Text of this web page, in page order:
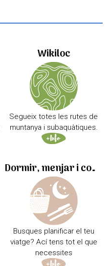
Wikiloc
Segueix totes les rutes de
muntanya i subaquàtiques.
Dormir, menjar i comprar
Busques planificar el teu
viatge? Ací tens tot el que
necessites